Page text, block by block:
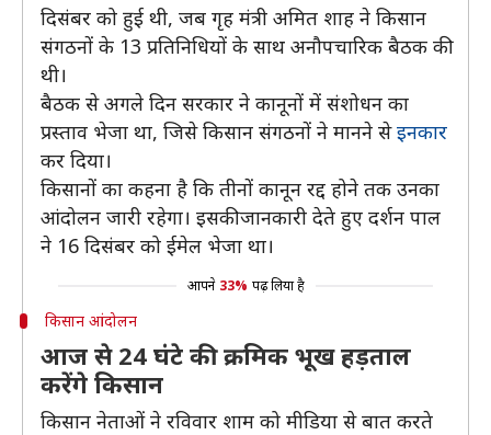
दिसंबर को हुई थी, जब गृह मंत्री अमित शाह ने किसान
संगठनों के 13 प्रतिनिधियों के साथ अनौपचारिक बैठक की
थी।
बैठक से अगले दिन सरकार ने कानूनों में संशोधन का
प्रस्ताव भेजा था, जिसे किसान संगठनों ने मानने सेइनकार
कर दिया।
किसानों का कहना है कि तीनों कानून रद्द होने तक उनका
आंदोलन जारी रहेगा। इसकी जानकारी देते हुए दर्शन पाल
ने 16 दिसंबर को ईमेल भेजा था।
आपने 33% पढ़ लिया है
किसान आंदोलन
आज से 24 घंटे की क्रमिक भूख हड़ताल
करेंगे किसान
किसान नेताओं ने रविवार शाम को मीडिया से बात करते